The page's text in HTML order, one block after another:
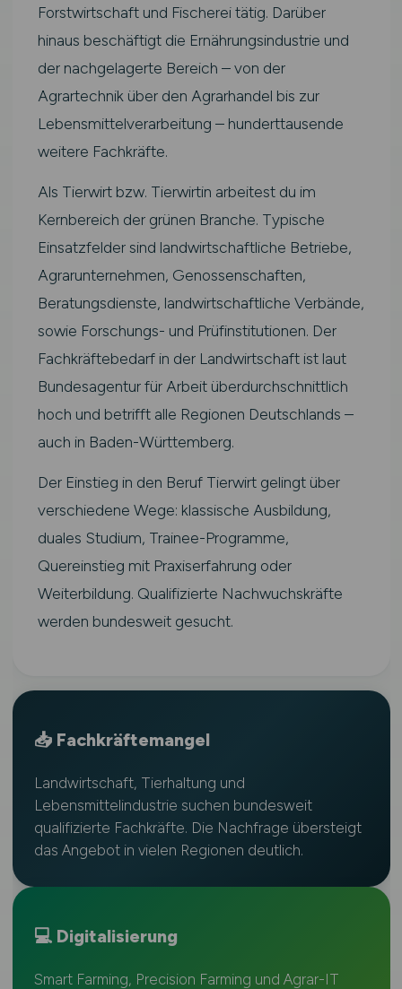
Forstwirtschaft und Fischerei tätig. Darüber
hinaus beschäftigt die Ernährungsindustrie und
der nachgelagerte Bereich – von der
Agrartechnik über den Agrarhandel bis zur
Lebensmittelverarbeitung – hunderttausende
weitere Fachkräfte.
Als Tierwirt bzw. Tierwirtin arbeitest du im
Kernbereich der grünen Branche. Typische
Einsatzfelder sind landwirtschaftliche Betriebe,
Agrarunternehmen, Genossenschaften,
Beratungsdienste, landwirtschaftliche Verbände,
sowie Forschungs- und Prüfinstitutionen. Der
Fachkräftebedarf in der Landwirtschaft ist laut
Bundesagentur für Arbeit überdurchschnittlich
hoch und betrifft alle Regionen Deutschlands –
auch in Baden-Württemberg.
Der Einstieg in den Beruf Tierwirt gelingt über
verschiedene Wege: klassische Ausbildung,
duales Studium, Trainee-Programme,
Quereinstieg mit Praxiserfahrung oder
Weiterbildung. Qualifizierte Nachwuchskräfte
werden bundesweit gesucht.
📥 Fachkräftemangel
Landwirtschaft, Tierhaltung und
Lebensmittelindustrie suchen bundesweit
qualifizierte Fachkräfte. Die Nachfrage übersteigt
das Angebot in vielen Regionen deutlich.
💻 Digitalisierung
Smart Farming, Precision Farming und Agrar-IT